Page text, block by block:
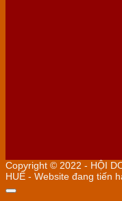
Copyright © 2022 - HỘI
HUẾ - Website đang tiến